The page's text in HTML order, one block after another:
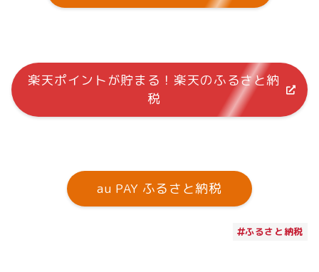
楽天ポイントが貯まる！楽天のふるさと納
税
au PAY ふるさと納税
ふるさと納税